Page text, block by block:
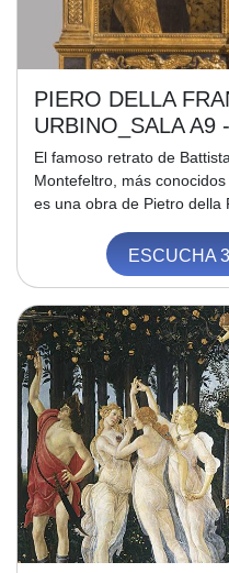
PIERO DELLA
URBINO_SALA A9
El famoso retrato de
Montefeltro, más
es una obra de Pietro della
ESCUCHA